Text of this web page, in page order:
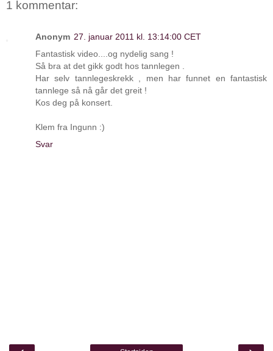
1 kommentar:
Anonym 27. januar 2011 kl. 13:14:00 CET
Fantastisk video....og nydelig sang !
Så bra at det gikk godt hos tannlegen .
Har selv tannlegeskrekk , men har funnet en fantastisk
tannlege så nå går det greit !
Kos deg på konsert.
Klem fra Ingunn :)
Svar